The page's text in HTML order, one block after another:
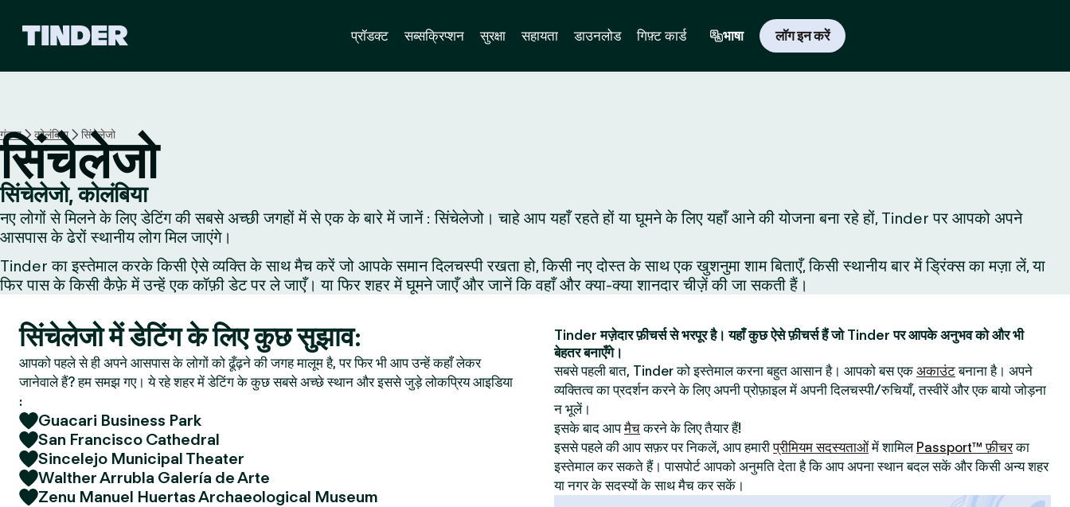
हो
म
प्रॉडक्ट सब्सक्रिप्शन सुरक्षा सहायता डाउनलोड गिफ़्ट कार्ड भाषा लॉग इन करें
गंतव्य कोलंबिया सिंचेलेजो
सिंचेलेजो
सिंचेलेजो, कोलंबिया
नए लोगों से मिलने के लिए डेटिंग की सबसे अच्छी जगहों में से एक के बारे में जानें : सिंचेलेजो। चाहे आप यहाँ रहते हों या घूमने के लिए यहाँ आने की योजना बना रहे हों, Tinder पर आपको अपने
आसपास के ढेरों स्थानीय लोग मिल जाएंगे।
Tinder का इस्तेमाल करके किसी ऐसे व्यक्ति के साथ मैच करें जो आपके समान दिलचस्पी रखता हो, किसी नए दोस्त के साथ एक खुशनुमा शाम बिताएँ, किसी स्थानीय बार में ड्रिंक्स का मज़ा लें, या
फिर पास के किसी कैफ़े में उन्हें एक कॉफ़ी डेट पर ले जाएँ। या फिर शहर में घूमने जाएँ और जानें कि वहाँ और क्या-क्या शानदार चीज़ें की जा सकती हैं।
सिंचेलेजो में डेटिंग के लिए कुछ सुझाव:
आपको पहले से ही अपने आसपास के लोगों को ढूँढ़ने की जगह मालूम है, पर फिर भी आप उन्हें कहाँ लेकर
जानेवाले हैं? हम समझ गए। ये रहे शहर में डेटिंग के कुछ सबसे अच्छे स्थान और इससे जुड़े लोकप्रिय आइडिया
:
Guacari Business Park
San Francisco Cathedral
Sincelejo Municipal Theater
Walther Arrubla Galería de Arte
Zenu Manuel Huertas Archaeological Museum
Tinder मज़ेदार फ़ीचर्स से भरपूर है। यहाँ कुछ ऐसे फ़ीचर्स हैं जो Tinder पर आपके अनुभव को और भी
बेहतर बनाएँगे।
सबसे पहली बात, Tinder को इस्तेमाल करना बहुत आसान है। आपको बस एक अकाउंटबनाना है। अपने
व्यक्तित्व का प्रदर्शन करने के लिए अपनी प्रोफ़ाइल में अपनी दिलचस्पी/रुचियाँ, तस्वीरें और एक बायो जोड़ना
न भूलें।
इसके बाद आपमैचकरने के लिए तैयार हैं!
इससे पहले की आप सफ़र पर निकलें, आप हमारीप्रीमियम सदस्यताओंमें शामिल Passport™ फ़ीचरका
इस्तेमाल कर सकते हैं। पासपोर्ट आपको अनुमति देता है कि आप अपना स्थान बदल सकें और किसी अन्य शहर
या नगर के सदस्यों के साथ मैच कर सकें।